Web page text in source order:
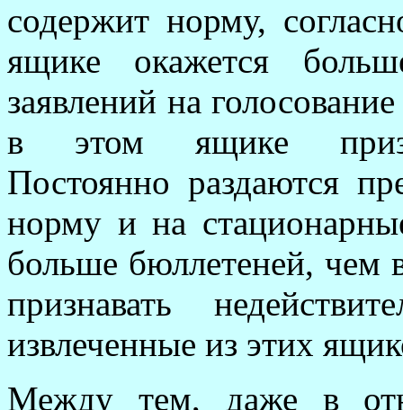
содержит норму,
ящике окажется
заявлений на
в этом ящике
Постоянно раздаются
норму и на
больше бюллетеней, чем
признавать
извлеченные из этих
Между тем, даже в